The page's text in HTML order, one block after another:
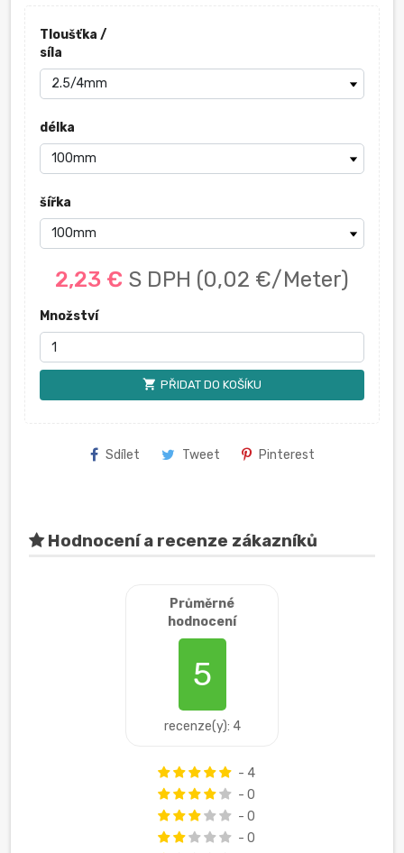
Tloušťka /
síla
délka
šířka
2,23 € S DPH (0,02 €/Meter)
Množství
shopping_cart PŘIDAT DO KOŠÍKU
Sdílet Tweet Pinterest
Hodnocení a recenze zákazníků
Průměrné
hodnocení
5
recenze(y): 4
- 4
- 0
- 0
- 0